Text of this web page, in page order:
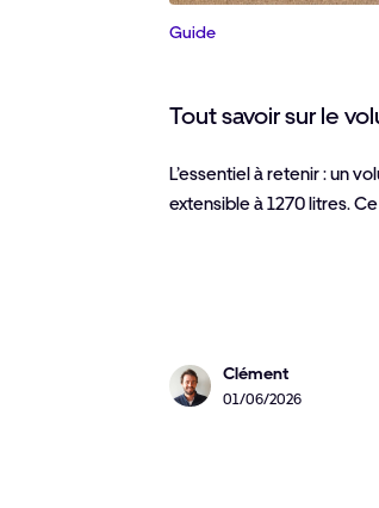
Guide
Tout savoir sur le
L’essentiel à retenir : un
extensible à 1270 litres.
Clément
01/06/2026